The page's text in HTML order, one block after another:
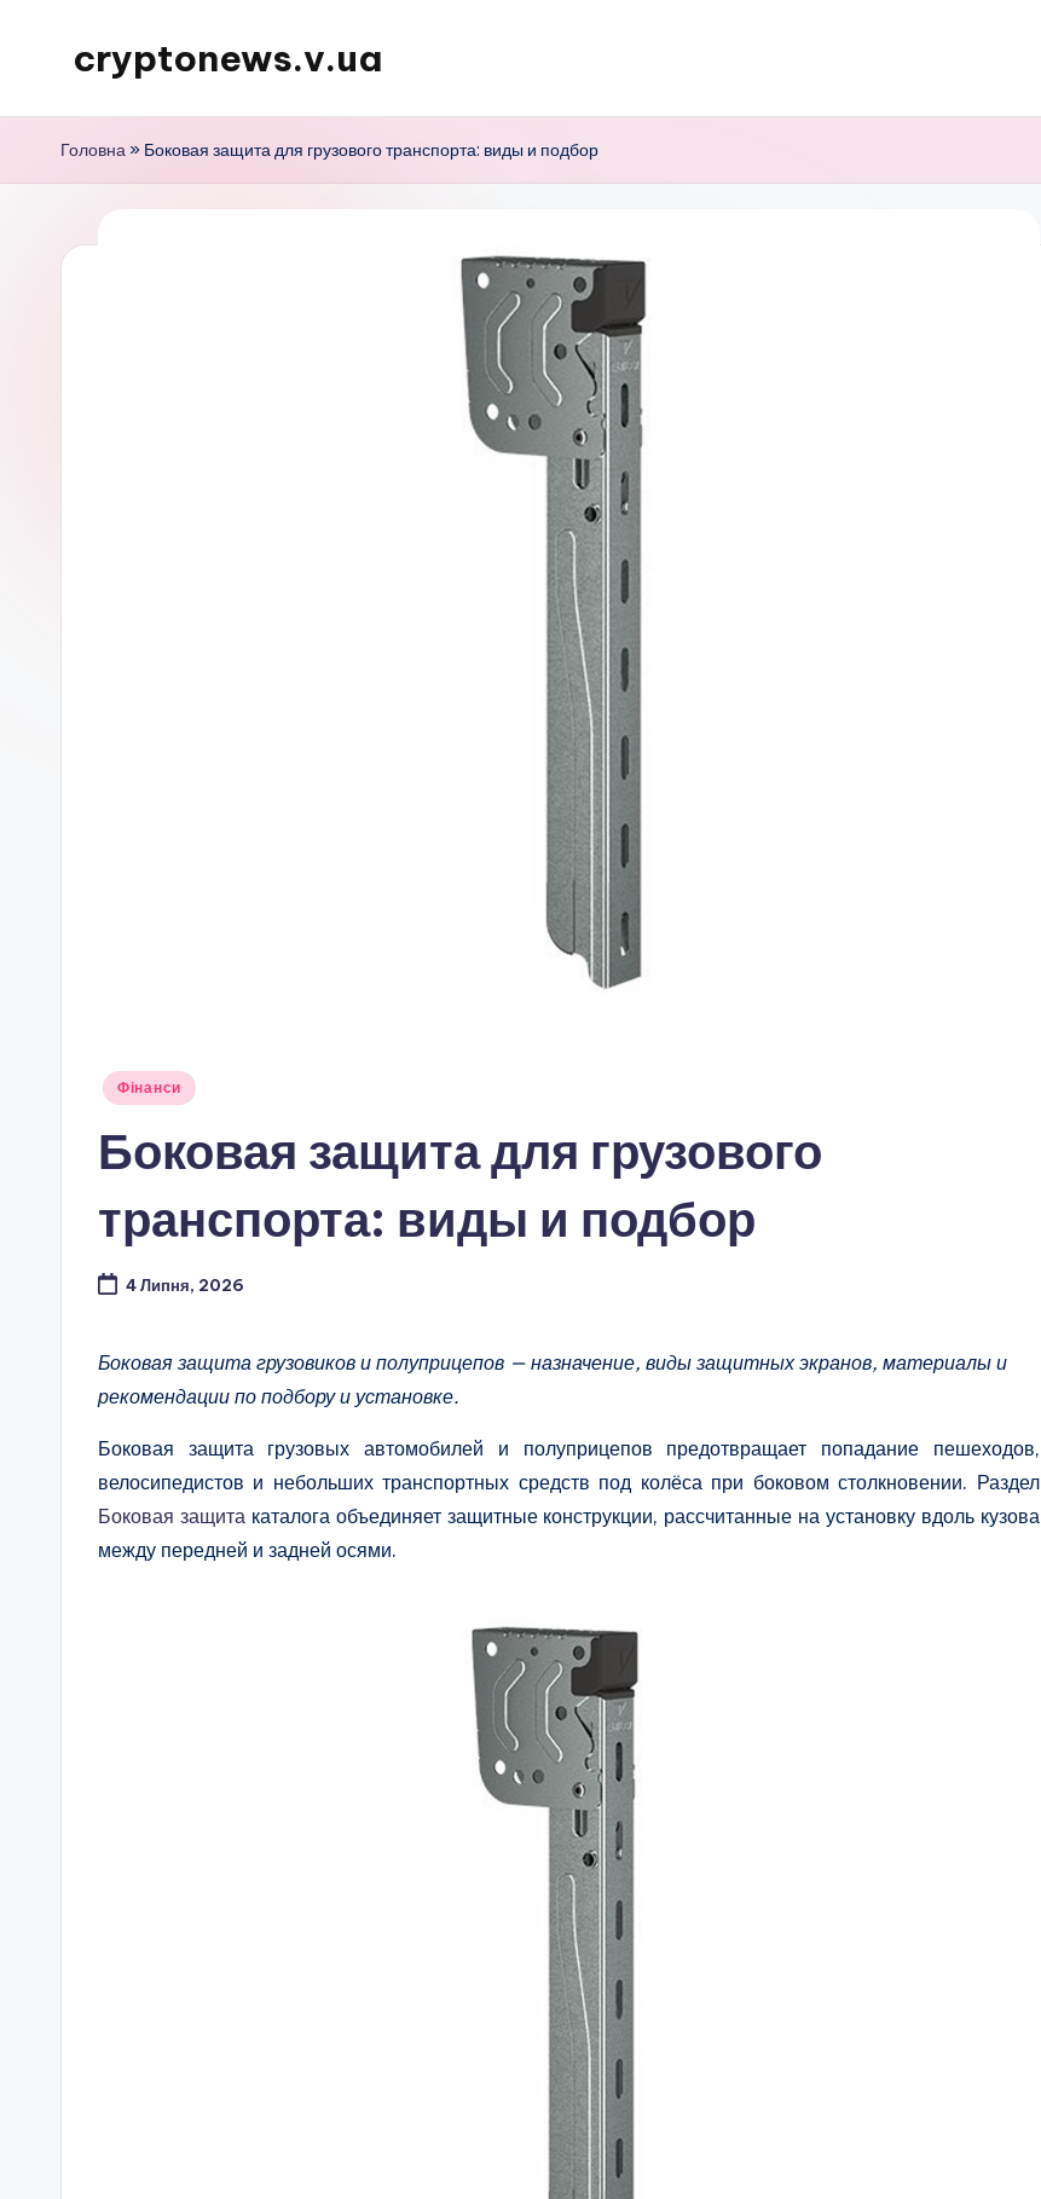
Перейтиcryptonews.v.ua
новини
курси,
Головна» Боковая защита для грузового транспорта: виды и подбор
Опубліковано
Фінанси
Боковая защита для грузового
транспорта: виды и подбор
4 Липня, 2026
Боковая защита грузовиков и полуприцепов — назначение, виды защитных экранов, материалы и
рекомендации по подбору и установке.
Боковая защита грузовых автомобилей и полуприцепов предотвращает попадание пешеходов,
велосипедистов и небольших транспортных средств под колёса при боковом столкновении. Раздел
Боковая защитакаталога объединяет защитные конструкции, рассчитанные на установку вдоль кузова
между передней и задней осями.